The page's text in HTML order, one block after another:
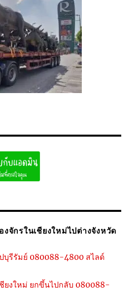
จักรในเชียงใหม่ไปต่างจังหวัด
บุรีรัมย์ 080088-4800 สไลด์
ยงใหม่ ยกขึ้นไปกลับ 080088-